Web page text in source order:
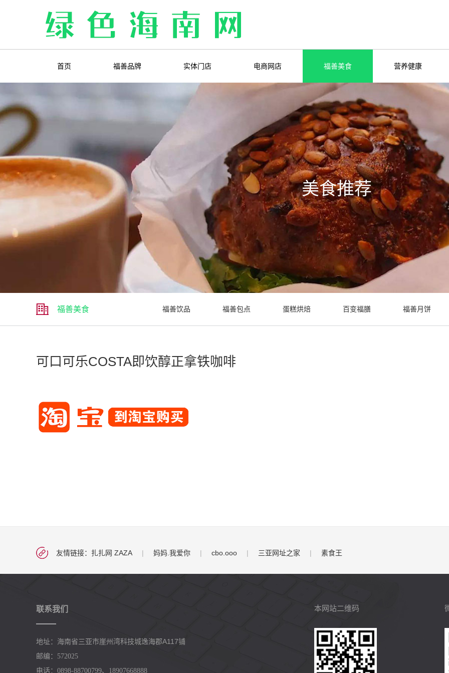
首页 福善品牌 实体门店 电商网店 福善美食 营养健康
美食推荐
福善美食 福善饮品 福善包点 蛋糕烘焙 百变福膳 福善月饼
可口可乐COSTA即饮醇正拿铁咖啡
友情链接： 扎扎网 ZAZA | 妈妈.我爱你 | cbo.ooo | 三亚网址之家 | 素食王
联系我们
地址：海南省三亚市崖州湾科技城逸海郡A117铺
邮编：572025
电话：0898-88700799、18907668888
本网站二维码